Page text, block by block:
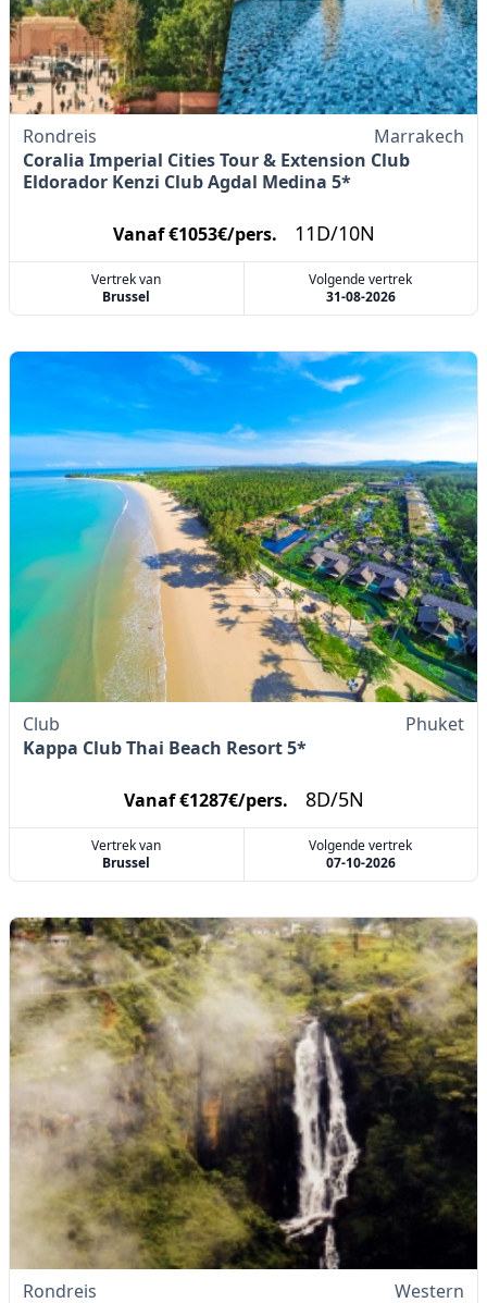
Rondreis
Marrakech
Coralia Imperial Cities Tour & Extension Club
Eldorador Kenzi Club Agdal Medina 5*
Vanaf €1053€/pers. 11D/10N
Vertrek van
Brussel
Volgende vertrek
31-08-2026
Club
Phuket
Kappa Club Thai Beach Resort 5*
Vanaf €1287€/pers. 8D/5N
Vertrek van
Brussel
Volgende vertrek
07-10-2026
Rondreis
Western